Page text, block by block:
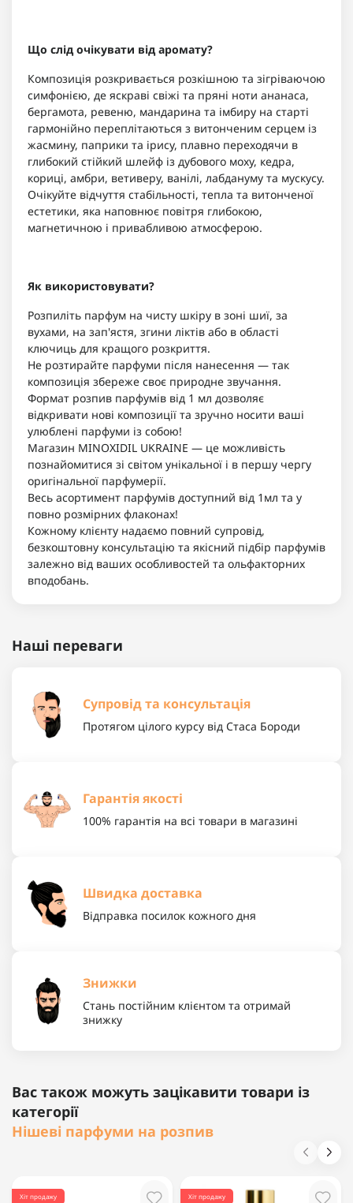
Що слід очікувати від аромату?
Композиція розкривається розкішною та зігріваючою
симфонією, де яскраві свіжі та пряні ноти ананаса,
бергамота, ревеню, мандарина та імбиру на старті
гармонійно переплітаються з витонченим серцем із
жасмину, паприки та ірису, плавно переходячи в
глибокий стійкий шлейф із дубового моху, кедра,
кориці, амбри, ветиверу, ванілі, лабдануму та мускусу.
Очікуйте відчуття стабільності, тепла та витонченої
естетики, яка наповнює повітря глибокою,
магнетичною і привабливою атмосферою.
Як використовувати?
Розпиліть парфум на чисту шкіру в зоні шиї, за
вухами, на зап'ястя, згини ліктів або в області
ключиць для кращого розкриття.
Не розтирайте парфуми після нанесення — так
композиція збереже своє природне звучання.
Формат розпив парфумів від 1 мл дозволяє
відкривати нові композиції та зручно носити ваші
улюблені парфуми із собою!
Магазин MINOXIDIL UKRAINE — це можливість
познайомитися зі світом унікальної і в першу чергу
оригінальної парфумерії.
Весь асортимент парфумів доступний від 1мл та у
повно розмірних флаконах!
Кожному клієнту надаємо повний супровід,
безкоштовну консультацію та якісний підбір парфумів
залежно від ваших особливостей та ольфакторних
вподобань.
Наші переваги
Супровід та консультація
Протягом цілого курсу від Стаса Бороди
Гарантія якості
100% гарантія на всі товари в магазині
Швидка доставка
Відправка посилок кожного дня
Знижки
Стань постійним клієнтом та отримай
знижку
Вас також можуть зацікавити товари із
категорії
Нішеві парфуми на розпив
Хіт продажу Хіт продажу